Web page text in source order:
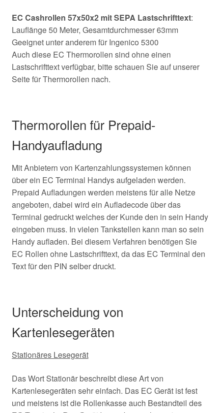
EC Cashrollen 57x50x2 mit SEPA Lastschrifttext:
Lauflänge 50 Meter, Gesamtdurchmesser 63mm
Geeignet unter anderem für Ingenico 5300
Auch diese EC Thermorollen sind ohne einen
Lastschrifttext verfügbar, bitte schauen Sie auf unserer
Seite für Thermorollen nach.
Thermorollen für Prepaid-
Handyaufladung
Mit Anbietern von Kartenzahlungssystemen können
über ein EC Terminal Handys aufgeladen werden.
Prepaid Aufladungen werden meistens für alle Netze
angeboten, dabei wird ein Aufladecode über das
Terminal gedruckt welches der Kunde den in sein Handy
eingeben muss. In vielen Tankstellen kann man so sein
Handy aufladen. Bei diesem Verfahren benötigen Sie
EC Rollen ohne Lastschrifttext, da das EC Terminal den
Text für den PIN selber druckt.
Unterscheidung von
Kartenlesegeräten
Stationäres Lesegerät
Das Wort Stationär beschreibt diese Art von
Kartenlesegeräten sehr einfach. Das EC Gerät ist fest
und meistens ist die Rollenkasse auch Bestandteil des